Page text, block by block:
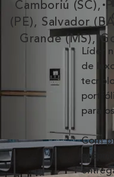
Líder
de
para
Com
Camboriú (SC),
(PE), Salvador
Grande (MS),